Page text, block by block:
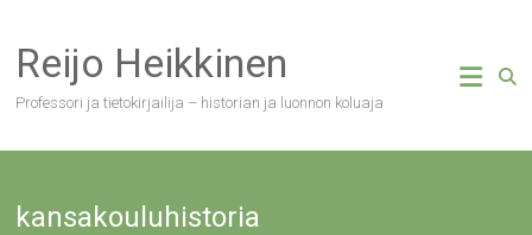
content
Reijo Heikkinen
Professori ja tietokirjailija – historian ja luonnon koluaja
kansakouluhistoria